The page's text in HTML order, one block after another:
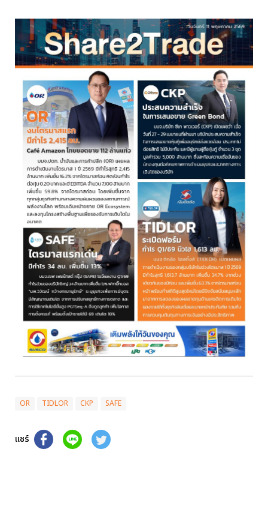
OR TIDLOR CKP SAFE
แชร์